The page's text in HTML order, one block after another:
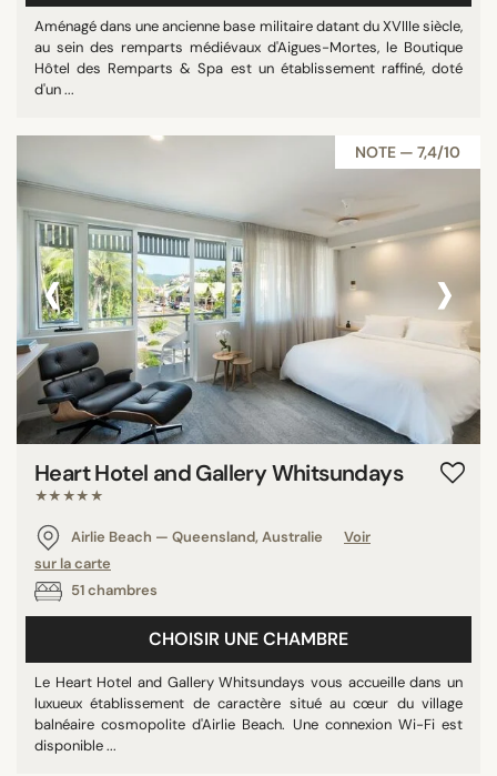
Aménagé dans une ancienne base militaire datant du XVIIIe siècle,
au sein des remparts médiévaux d'Aigues-Mortes, le Boutique
Hôtel des Remparts & Spa est un établissement raffiné, doté
d'un ...
NOTE — 7,4/10
‹ ›
Heart Hotel and Gallery Whitsundays
★★★★★
Airlie Beach — Queensland, Australie
Voir
sur la carte
51 chambres
CHOISIR UNE CHAMBRE
Le Heart Hotel and Gallery Whitsundays vous accueille dans un
luxueux établissement de caractère situé au cœur du village
balnéaire cosmopolite d'Airlie Beach. Une connexion Wi-Fi est
disponible ...